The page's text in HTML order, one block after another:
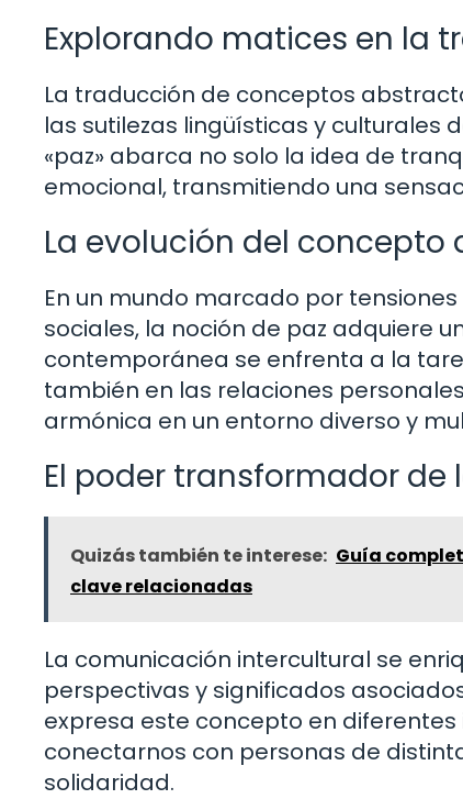
Explorando matices en la
La traducción de conceptos
las sutilezas lingüísticas y culturales
«paz» abarca no solo la idea de
emocional, transmitiendo una
La evolución del
En un mundo marcado por
sociales, la noción de paz adquiere
contemporánea se enfrenta a la
también en las relaciones
armónica en un entorno diverso y
El poder transformador
Quizás también te interese: Guía
clave relacionadas
La comunicación intercultural se
perspectivas y significados
expresa este concepto en
conectarnos con personas de
solidaridad.